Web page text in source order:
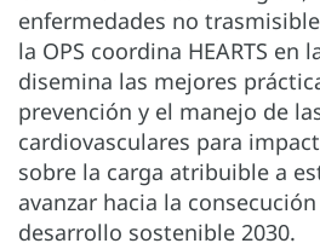
enfermedades no
la OPS coordina HEARTS en
disemina las mejores
prevención y el manejo de
cardiovasculares para
sobre la carga atribuible a
avanzar hacia la
desarrollo sostenible 2030.